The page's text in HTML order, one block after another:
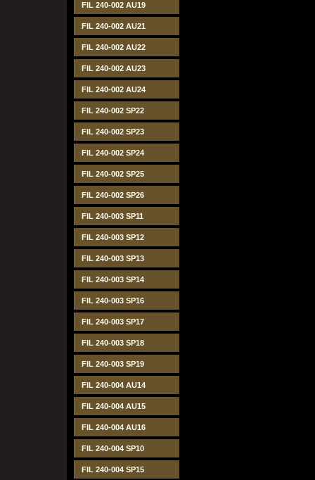
FIL 240-002 AU19
FIL 240-002 AU21
FIL 240-002 AU22
FIL 240-002 AU23
FIL 240-002 AU24
FIL 240-002 SP22
FIL 240-002 SP23
FIL 240-002 SP24
FIL 240-002 SP25
FIL 240-002 SP26
FIL 240-003 SP11
FIL 240-003 SP12
FIL 240-003 SP13
FIL 240-003 SP14
FIL 240-003 SP16
FIL 240-003 SP17
FIL 240-003 SP18
FIL 240-003 SP19
FIL 240-004 AU14
FIL 240-004 AU15
FIL 240-004 AU16
FIL 240-004 SP10
FIL 240-004 SP15